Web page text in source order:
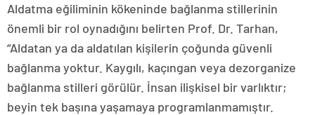
Aldatma eğiliminin kökeninde bağlanma stillerinin
önemli bir rol oynadığını belirten Prof. Dr. Tarhan,
“Aldatan ya da aldatılan kişilerin çoğunda güvenli
bağlanma yoktur. Kaygılı, kaçıngan veya dezorganize
bağlanma stilleri görülür. İnsan ilişkisel bir varlıktır;
beyin tek başına yaşamaya programlanmamıştır.